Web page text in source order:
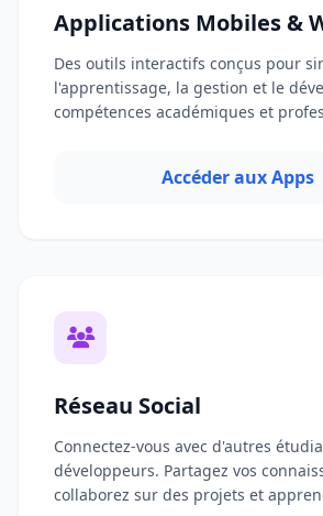
Applications Mobiles &
Des outils interactifs conçus pour
l'apprentissage, la gestion et le
compétences académiques et
Accéder aux Apps
Réseau Social
Connectez-vous avec d'autres
développeurs. Partagez vos
collaborez sur des projets et